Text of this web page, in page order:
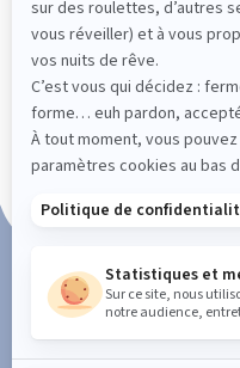
101 nuits d'essai*
Paiement en